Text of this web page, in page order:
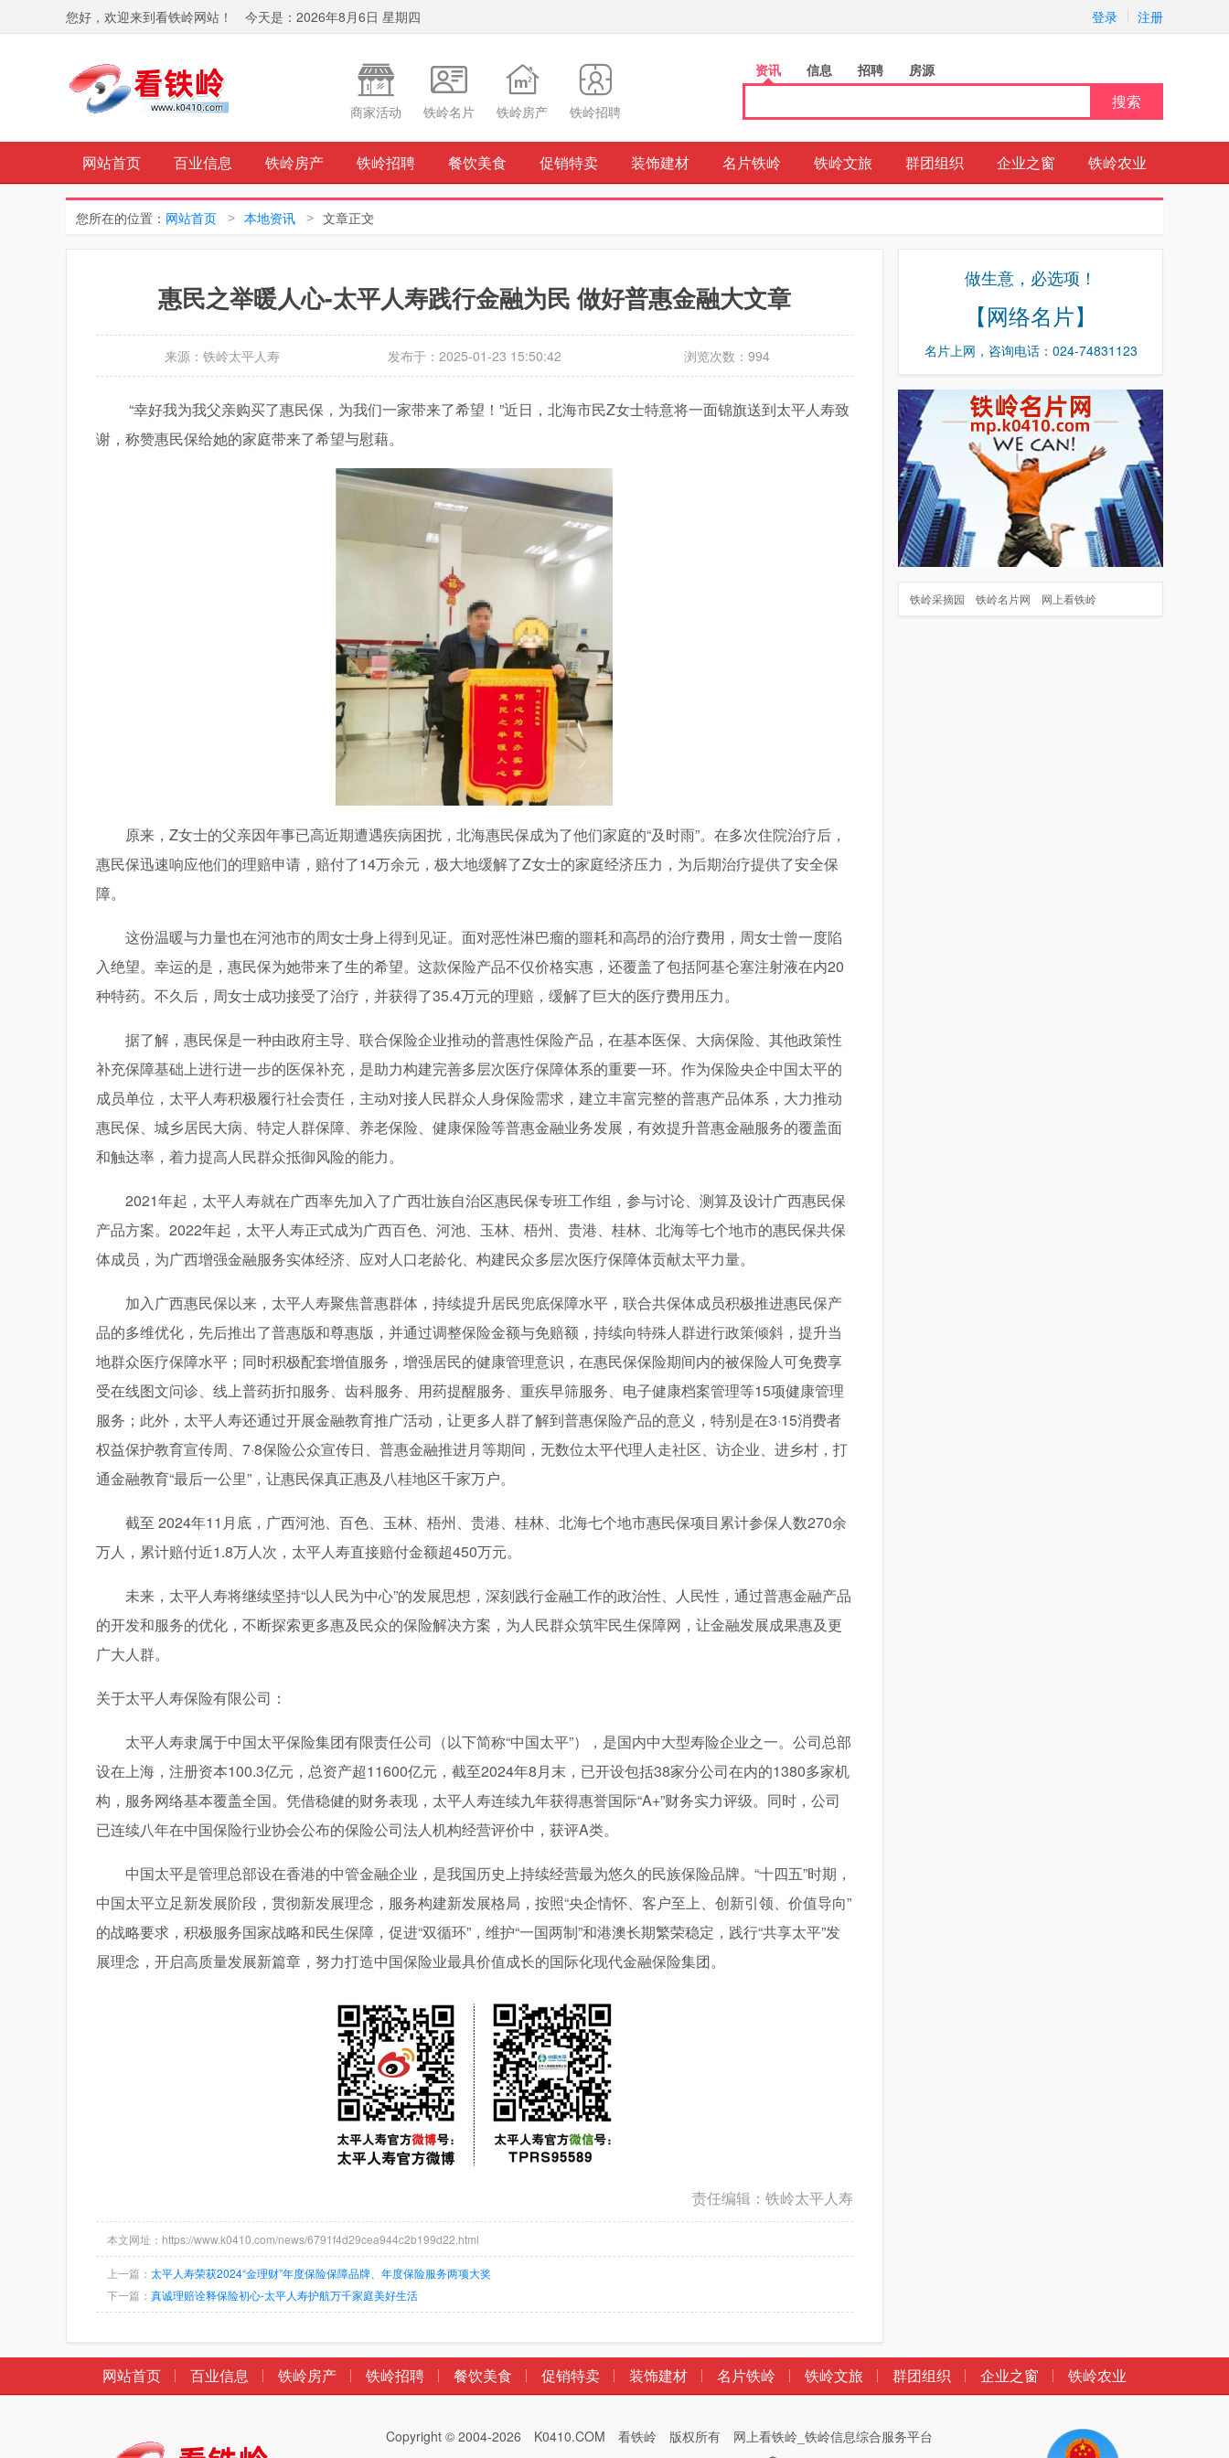
您好，欢迎来到看铁岭网站！ 今天是： 2026年8月6日 星期四 登录 注册
商家活动 铁岭名片 铁岭房产 铁岭招聘
资讯 信息 招聘 房源
搜索
网站首页 百业信息 铁岭房产 铁岭招聘 餐饮美食 促销特卖 装饰建材 名片铁岭 铁岭文旅 群团组织 企业之窗 铁岭农业
您所在的位置： 网站首页 本地资讯 文章正文
惠民之举暖人心-太平人寿践行金融为民 做好普惠金融大文章
来源：铁岭太平人寿 发布于：2025-01-23 15:50:42 浏览次数：994
“幸好我为我父亲购买了惠民保，为我们一家带来了希望！”近日，北海市民Z女士特意将一面锦旗送到太平人寿致
谢，称赞惠民保给她的家庭带来了希望与慰藉。
原来，Z女士的父亲因年事已高近期遭遇疾病困扰，北海惠民保成为了他们家庭的“及时雨”。在多次住院治疗后，
惠民保迅速响应他们的理赔申请，赔付了14万余元，极大地缓解了Z女士的家庭经济压力，为后期治疗提供了安全保
障。
这份温暖与力量也在河池市的周女士身上得到见证。面对恶性淋巴瘤的噩耗和高昂的治疗费用，周女士曾一度陷
入绝望。幸运的是，惠民保为她带来了生的希望。这款保险产品不仅价格实惠，还覆盖了包括阿基仑塞注射液在内20
种特药。不久后，周女士成功接受了治疗，并获得了35.4万元的理赔，缓解了巨大的医疗费用压力。
据了解，惠民保是一种由政府主导、联合保险企业推动的普惠性保险产品，在基本医保、大病保险、其他政策性
补充保障基础上进行进一步的医保补充，是助力构建完善多层次医疗保障体系的重要一环。作为保险央企中国太平的
成员单位，太平人寿积极履行社会责任，主动对接人民群众人身保险需求，建立丰富完整的普惠产品体系，大力推动
惠民保、城乡居民大病、特定人群保障、养老保险、健康保险等普惠金融业务发展，有效提升普惠金融服务的覆盖面
和触达率，着力提高人民群众抵御风险的能力。
2021年起，太平人寿就在广西率先加入了广西壮族自治区惠民保专班工作组，参与讨论、测算及设计广西惠民保
产品方案。2022年起，太平人寿正式成为广西百色、河池、玉林、梧州、贵港、桂林、北海等七个地市的惠民保共保
体成员，为广西增强金融服务实体经济、应对人口老龄化、构建民众多层次医疗保障体贡献太平力量。
加入广西惠民保以来，太平人寿聚焦普惠群体，持续提升居民兜底保障水平，联合共保体成员积极推进惠民保产
品的多维优化，先后推出了普惠版和尊惠版，并通过调整保险金额与免赔额，持续向特殊人群进行政策倾斜，提升当
地群众医疗保障水平；同时积极配套增值服务，增强居民的健康管理意识，在惠民保保险期间内的被保险人可免费享
受在线图文问诊、线上普药折扣服务、齿科服务、用药提醒服务、重疾早筛服务、电子健康档案管理等15项健康管理
服务；此外，太平人寿还通过开展金融教育推广活动，让更多人群了解到普惠保险产品的意义，特别是在3·15消费者
权益保护教育宣传周、7·8保险公众宣传日、普惠金融推进月等期间，无数位太平代理人走社区、访企业、进乡村，打
通金融教育“最后一公里”，让惠民保真正惠及八桂地区千家万户。
截至 2024年11月底，广西河池、百色、玉林、梧州、贵港、桂林、北海七个地市惠民保项目累计参保人数270余
万人，累计赔付近1.8万人次，太平人寿直接赔付金额超450万元。
未来，太平人寿将继续坚持“以人民为中心”的发展思想，深刻践行金融工作的政治性、人民性，通过普惠金融产品
的开发和服务的优化，不断探索更多惠及民众的保险解决方案，为人民群众筑牢民生保障网，让金融发展成果惠及更
广大人群。
关于太平人寿保险有限公司：
太平人寿隶属于中国太平保险集团有限责任公司（以下简称“中国太平”），是国内中大型寿险企业之一。公司总部
设在上海，注册资本100.3亿元，总资产超11600亿元，截至2024年8月末，已开设包括38家分公司在内的1380多家机
构，服务网络基本覆盖全国。凭借稳健的财务表现，太平人寿连续九年获得惠誉国际“A+”财务实力评级。同时，公司
已连续八年在中国保险行业协会公布的保险公司法人机构经营评价中，获评A类。
中国太平是管理总部设在香港的中管金融企业，是我国历史上持续经营最为悠久的民族保险品牌。“十四五”时期，
中国太平立足新发展阶段，贯彻新发展理念，服务构建新发展格局，按照“央企情怀、客户至上、创新引领、价值导向”
的战略要求，积极服务国家战略和民生保障，促进“双循环”，维护“一国两制”和港澳长期繁荣稳定，践行“共享太平”发
展理念，开启高质量发展新篇章，努力打造中国保险业最具价值成长的国际化现代金融保险集团。
责任编辑：铁岭太平人寿
本文网址：https://www.k0410.com/news/6791f4d29cea944c2b199d22.html
上一篇： 太平人寿荣获2024“金理财”年度保险保障品牌、年度保险服务两项大奖
下一篇： 真诚理赔诠释保险初心-太平人寿护航万千家庭美好生活
做生意，必选项！
【网络名片】
名片上网，咨询电话：024-74831123
铁岭采摘园 铁岭名片网 网上看铁岭
网站首页 百业信息 铁岭房产 铁岭招聘 餐饮美食 促销特卖 装饰建材 名片铁岭 铁岭文旅 群团组织 企业之窗 铁岭农业
Copyright © 2004-2026 K0410.COM 看铁岭 版权所有 网上看铁岭_铁岭信息综合服务平台